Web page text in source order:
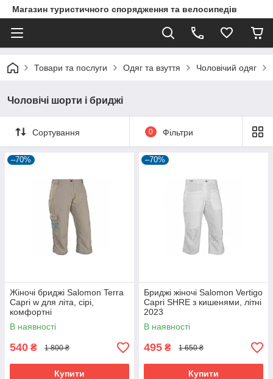
Магазин туристичного спорядження та велосипедів
Товари та послуги Одяг та взуття Чоловічий одяг
Чоловічі шорти і бриджі
Сортування 0 Фільтри
–70%
Жіночі бриджі Salomon Terra
Capri w для літа, сірі,
комфортні
В наявності
540 ₴ 1 800 ₴
Купити
–70%
Бриджі жіночі Salomon Vertigo
Capri SHRE з кишенями, літні
2023
В наявності
495 ₴ 1 650 ₴
Купити